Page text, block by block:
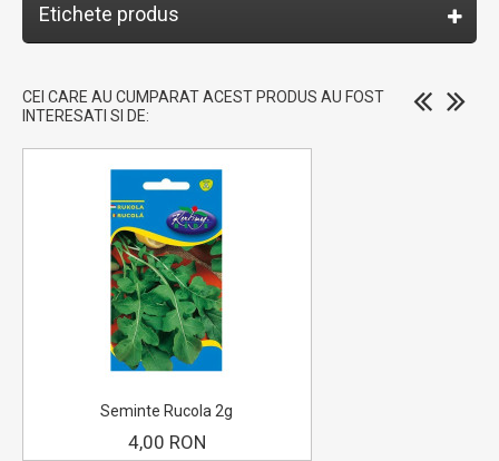
Etichete produs
CEI CARE AU CUMPARAT ACEST PRODUS AU FOST
INTERESATI SI DE:
Seminte Rucola 2g
4,00 RON